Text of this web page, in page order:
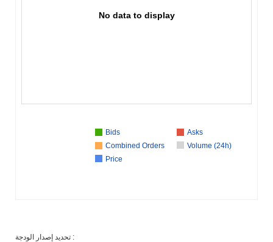
No data to display
Bids
Asks
Combined Orders
Volume (24h)
Price
تحديد إصدار الودجة :